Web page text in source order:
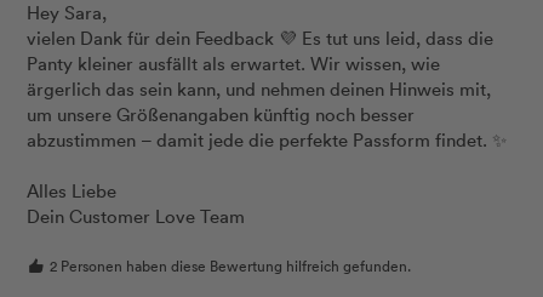
Hey Sara,
vielen Dank für dein Feedback 💜 Es tut uns leid, dass die
Panty kleiner ausfällt als erwartet. Wir wissen, wie
ärgerlich das sein kann, und nehmen deinen Hinweis mit,
um unsere Größenangaben künftig noch besser
abzustimmen – damit jede die perfekte Passform findet. ✨
Alles Liebe
Dein Customer Love Team
2 Personen haben diese Bewertung hilfreich gefunden.